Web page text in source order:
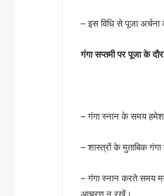
– इस विधि से पूजा
गंगा सप्तमी पर पूजा के
– गंगा स्नान के समय
– शास्त्रों के मुताबिक
– गंगा स्नान करते समय